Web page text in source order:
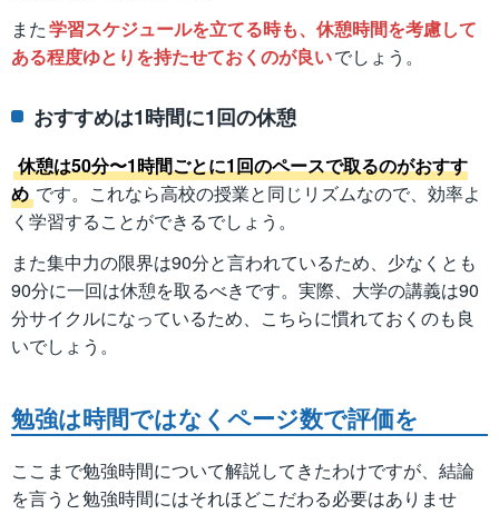
また学習スケジュールを立てる時も、休憩時間を考慮して
ある程度ゆとりを持たせておくのが良いでしょう。
おすすめは1時間に1回の休憩
休憩は50分〜1時間ごとに1回のペースで取るのがおすす
め です。これなら高校の授業と同じリズムなので、効率よ
く学習することができるでしょう。
また集中力の限界は90分と言われているため、少なくとも
90分に一回は休憩を取るべきです。実際、大学の講義は90
分サイクルになっているため、こちらに慣れておくのも良
いでしょう。
勉強は時間ではなくページ数で評価を
ここまで勉強時間について解説してきたわけですが、結論
を言うと勉強時間にはそれほどこだわる必要はありませ